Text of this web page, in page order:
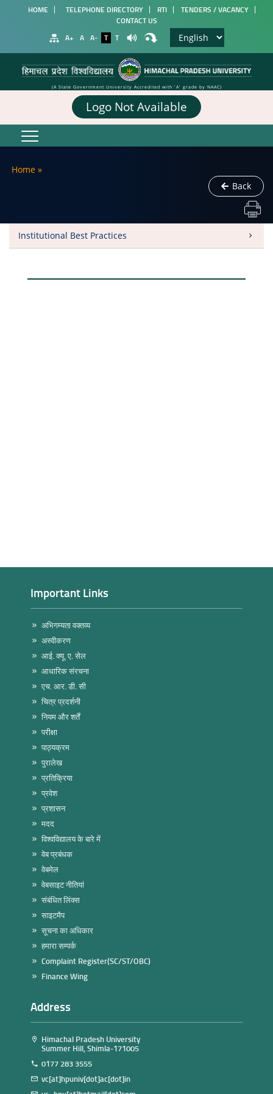
HOME TELEPHONE DIRECTORY RTI
TENDERS / VACANCY
CONTACT US
A+
A A- T T
(A State Government University Accredited with 'A' grade by NAAC)
Logo Not Available
Home »
Back
Institutional Best Practices
Important Links
अभिगम्यता वक्तव्य
अस्वीकरण
आई. क्यू. ए. सेल
आधारिक संरचना
एच. आर. डी. सी
चित्र प्रदर्शनी
नियम और शर्तें
परीक्षा
पाठ्यक्रम
पुरालेख
प्रतिक्रिया
प्रवेश
प्रशासन
मदद
विश्वविद्यालय के बारे में
वेब प्रबंधक
वेबमेल
वेबसाइट नीतियां
संबंधित लिंक्स
साइटमैप
सूचना का अधिकार
हमारा सम्पर्क
Complaint Register(SC/ST/OBC)
Finance Wing
Address
Himachal Pradesh University
Summer Hill, Shimla-171005
0177 283 3555
vc[at]hpuniv[dot]ac[dot]in